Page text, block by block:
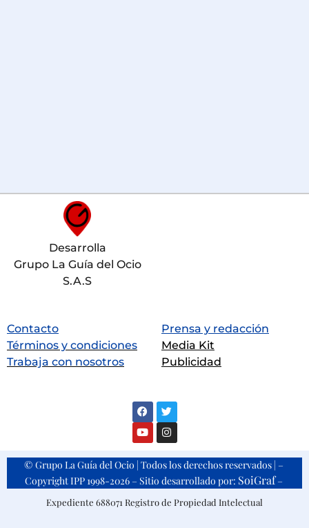
Desarrolla
Grupo La Guía del Ocio
S.A.S
Contacto
Términos y condiciones
Trabaja con nosotros
Prensa y redacción
Media Kit
Publicidad
© Grupo La Guía del Ocio | Todos los derechos reservados | –
Copyright IPP 1998-2026 – Sitio desarrollado por: SoiGraf–
Expediente 688071 Registro de Propiedad Intelectual